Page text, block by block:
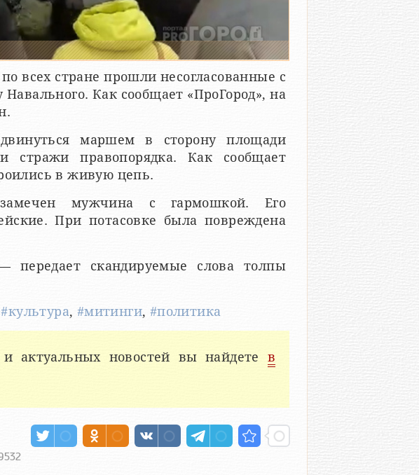
всех стране прошли несогласованные с
Как сообщает «ПроГород», на
маршем в сторону площади
стражи правопорядка. Как сообщает
в живую цепь.
мужчина с гармошкой. Его
При потасовке была повреждена
передает скандируемые слова толпы
#культура, #митинги, #политика
актуальных новостей вы найдете в